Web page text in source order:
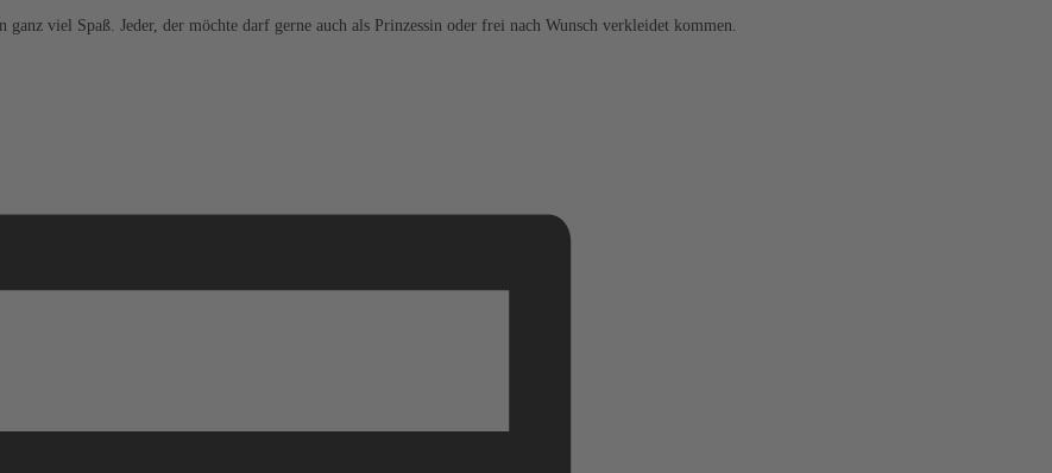
viel Spaß. Jeder, der möchte darf gerne auch als Prinzessin oder frei nach Wunsch verkleidet kommen.